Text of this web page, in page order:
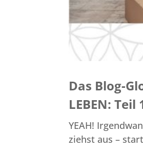
Das Blog-
LEBEN:
YEAH!
ziehst aus –